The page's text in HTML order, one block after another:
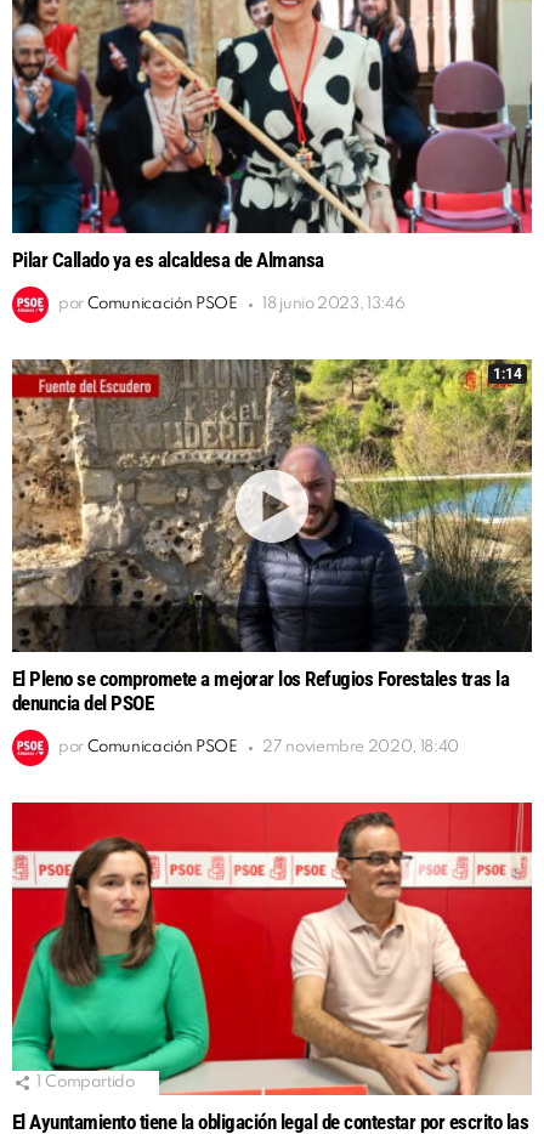
Pilar Callado ya es alcaldesa de Almansa
por Comunicación PSOE 18 junio 2023, 13:46
1:14
El Pleno se compromete a mejorar los Refugios Forestales tras la
denuncia del PSOE
por Comunicación PSOE 27 noviembre 2020, 18:40
Compartido
El Ayuntamiento tiene la obligación legal de contestar por escrito las